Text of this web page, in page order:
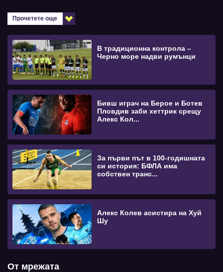
Прочетете още
В традиционна контрола –
Черно море надви румънци
Бивш играч на Берое и Ботев
Пловдив заби хеттрик срещу
Алекс Кол...
За първи път в 100-годишната
си история: БФЛА има
собствен транс...
Алекс Колев асистира на Хуй
Шу
От мрежата